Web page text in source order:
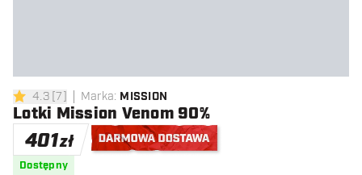
4.3 gwiazdki oceny
4.3[7] Marka: MISSION
Lotki Mission Venom 90%
401zł
Dostępny